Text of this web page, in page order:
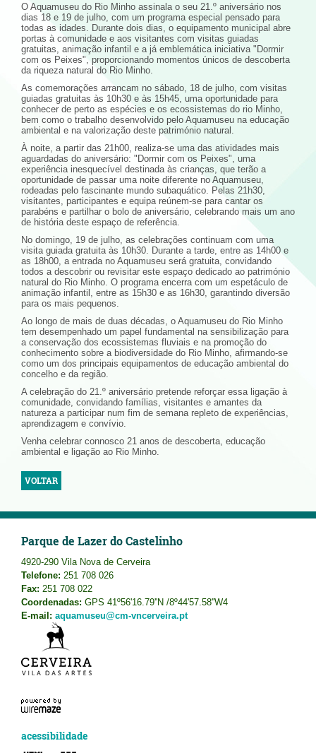
O Aquamuseu do Rio Minho assinala o seu 21.º aniversário nos
dias 18 e 19 de julho, com um programa especial pensado para
todas as idades. Durante dois dias, o equipamento municipal abre
portas à comunidade e aos visitantes com visitas guiadas
gratuitas, animação infantil e a já emblemática iniciativa "Dormir
com os Peixes", proporcionando momentos únicos de descoberta
da riqueza natural do Rio Minho.
As comemorações arrancam no sábado, 18 de julho, com visitas
guiadas gratuitas às 10h30 e às 15h45, uma oportunidade para
conhecer de perto as espécies e os ecossistemas do rio Minho,
bem como o trabalho desenvolvido pelo Aquamuseu na educação
ambiental e na valorização deste património natural.
À noite, a partir das 21h00, realiza-se uma das atividades mais
aguardadas do aniversário: "Dormir com os Peixes", uma
experiência inesquecível destinada às crianças, que terão a
oportunidade de passar uma noite diferente no Aquamuseu,
rodeadas pelo fascinante mundo subaquático. Pelas 21h30,
visitantes, participantes e equipa reúnem-se para cantar os
parabéns e partilhar o bolo de aniversário, celebrando mais um ano
de história deste espaço de referência.
No domingo, 19 de julho, as celebrações continuam com uma
visita guiada gratuita às 10h30. Durante a tarde, entre as 14h00 e
as 18h00, a entrada no Aquamuseu será gratuita, convidando
todos a descobrir ou revisitar este espaço dedicado ao património
natural do Rio Minho. O programa encerra com um espetáculo de
animação infantil, entre as 15h30 e as 16h30, garantindo diversão
para os mais pequenos.
Ao longo de mais de duas décadas, o Aquamuseu do Rio Minho
tem desempenhado um papel fundamental na sensibilização para
a conservação dos ecossistemas fluviais e na promoção do
conhecimento sobre a biodiversidade do Rio Minho, afirmando-se
como um dos principais equipamentos de educação ambiental do
concelho e da região.
A celebração do 21.º aniversário pretende reforçar essa ligação à
comunidade, convidando famílias, visitantes e amantes da
natureza a participar num fim de semana repleto de experiências,
aprendizagem e convívio.
Venha celebrar connosco 21 anos de descoberta, educação
ambiental e ligação ao Rio Minho.
VOLTAR
Parque de Lazer do Castelinho
4920-290 Vila Nova de Cerveira
Telefone: 251 708 026
Fax: 251 708 022
Coordenadas: GPS 41º56'16.79''N /8º44'57.58''W4
E-mail: aquamuseu@cm-vncerveira.pt
acessibilidade